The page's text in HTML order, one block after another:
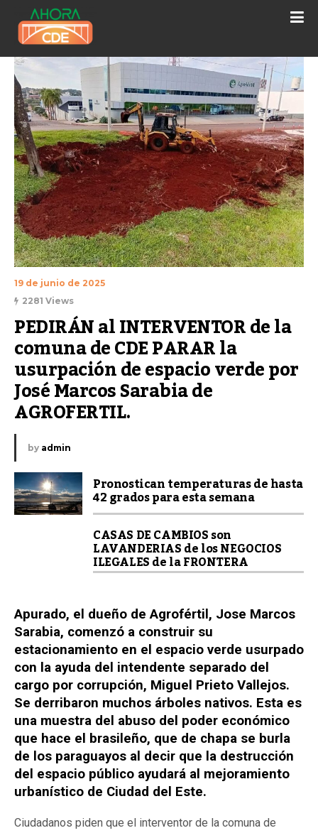
19 de junio de 2025
2281 Views
PEDIRÁN al INTERVENTOR de la
comuna de CDE PARAR la
usurpación de espacio verde por
José Marcos Sarabia de
AGROFERTIL.
by admin
Pronostican temperaturas de hasta
42 grados para esta semana
CASAS DE CAMBIOS son
LAVANDERIAS de los NEGOCIOS
ILEGALES de la FRONTERA
Apurado, el dueño de Agrofértil, Jose Marcos
Sarabia, comenzó a construir su
estacionamiento en el espacio verde usurpado
con la ayuda del intendente separado del
cargo por corrupción, Miguel Prieto Vallejos.
Se derribaron muchos árboles nativos. Esta es
una muestra del abuso del poder económico
que hace el brasileño, que de chapa se burla
de los paraguayos al decir que la destrucción
del espacio público ayudará al mejoramiento
urbanístico de Ciudad del Este.
Ciudadanos piden que el interventor de la comuna de